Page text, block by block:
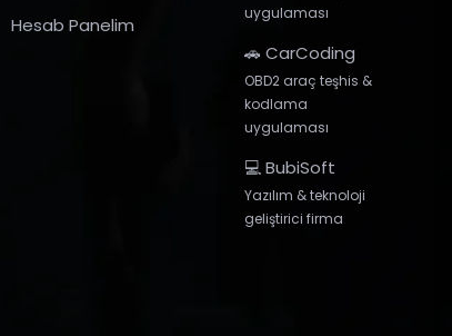
Hesab Panelim
uygulaması
🚗 CarCoding
OBD2 araç teşhis &
kodlama
uygulaması
💻 BubiSoft
Yazılım & teknoloji
geliştirici firma